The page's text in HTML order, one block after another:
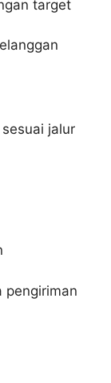
target
jalur
pengiriman